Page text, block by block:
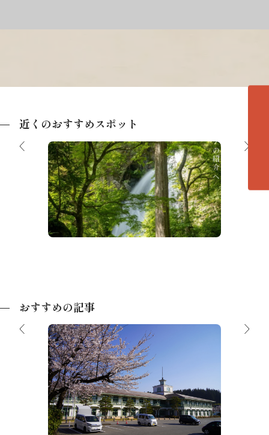
近くのおすすめスポット
銚子の滝 ほお
おすすめの記事
【2026最新】随時更新中！飛騨高山 駐
車場情報
各エリアの紹介へ